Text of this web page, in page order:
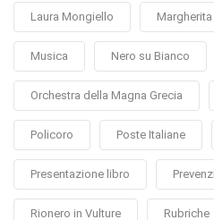
Laura Mongiello Margherita
Musica Nero su Bianco
Orchestra della Magna Grecia
Policoro Poste Italiane
Presentazione libro
Rionero in Vulture Rubriche